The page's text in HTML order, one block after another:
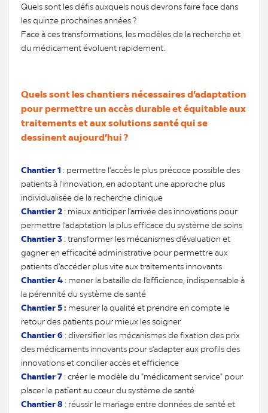
Quels sont les défis auxquels nous devrons faire face dans
les quinze prochaines années ?
Face à ces transformations, les modèles de la recherche et
du médicament évoluent rapidement.
Quels sont les chantiers nécessaires d’adaptation
pour permettre un accès durable et équitable aux
traitements et aux solutions santé qui se
dessinent aujourd’hui ?
Chantier 1 : permettre l'accès le plus précoce possible des
patients à l'innovation, en adoptant une approche plus
individualisée de la recherche clinique
Chantier 2 : mieux anticiper l'arrivée des innovations pour
permettre l'adaptation la plus efficace du système de soins
Chantier 3 : transformer les mécanismes d'évaluation et
gagner en efficacité administrative pour permettre aux
patients d'accéder plus vite aux traitements innovants
Chantier 4 : mener la bataille de l'efficience, indispensable à
la pérennité du système de santé
Chantier 5: mesurer la qualité et prendre en compte le
retour des patients pour mieux les soigner
Chantier 6 : diversifier les mécanismes de fixation des prix
des médicaments innovants pour s'adapter aux profils des
innovations et concilier accès et efficience
Chantier 7: créer le modèle du "médicament service" pour
placer le patient au cœur du système de santé
Chantier 8 : réussir le mariage entre données de santé et